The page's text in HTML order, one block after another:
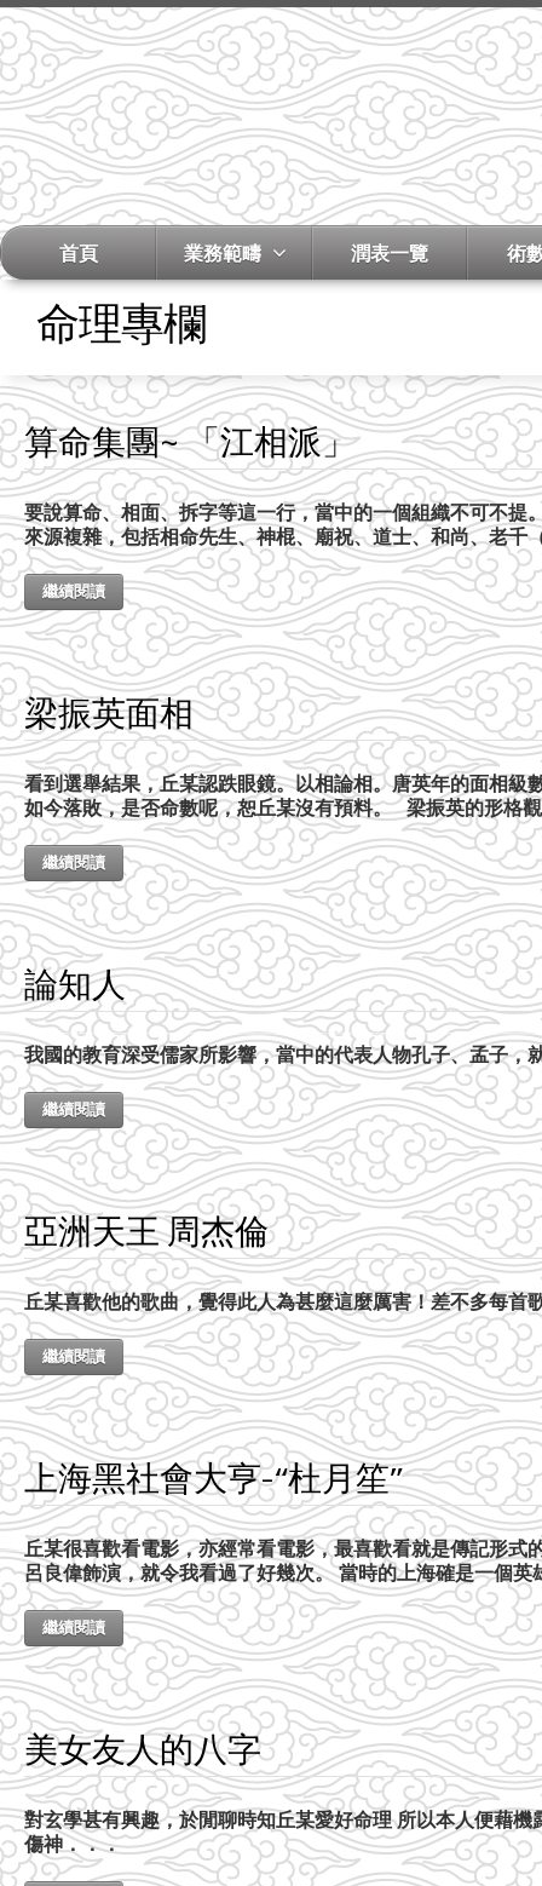
首頁 業務範疇 潤表一覽 術
命理專欄
算命集團~ 「江相派」
要說算命、相面、拆字等這一行，當中的一個組織不可不
來源複雜，包括相命先生、神棍、廟祝、道士、和尚、老
繼續閱讀
梁振英面相
看到選舉結果，丘某認跌眼鏡。以相論相。唐英年的面相
如今落敗，是否命數呢，恕丘某沒有預料。 梁振英的形格
繼續閱讀
論知人
我國的教育深受儒家所影響，當中的代表人物孔子、孟子，
繼續閱讀
亞洲天王 周杰倫
丘某喜歡他的歌曲，覺得此人為甚麼這麼厲害！差不多每
繼續閱讀
上海黑社會大亨-“杜月笙”
丘某很喜歡看電影，亦經常看電影，最喜歡看就是傳記形
呂良偉飾演，就令我看過了好幾次。 當時的上海確是一個
繼續閱讀
美女友人的八字
對玄學甚有興趣，於閒聊時知丘某愛好命理 所以本人便藉
傷神．．．